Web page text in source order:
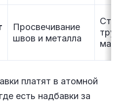
Просвечивание
швов и металла
платят в атомной
есть надбавки за